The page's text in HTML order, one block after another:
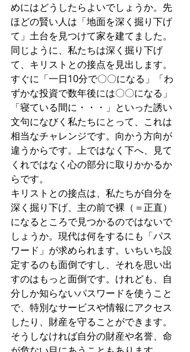
めにはどうしたらよいでしょうか。先
ほどの賢い人は「地面を深く掘り下げ
て」土台を見つけて家を建てました。
同じように、私たちは深く掘り下げ
て、キリストとの接点を見出します。
すぐに「一日10分で〇〇になる」「わ
ずかな投資で数年後には〇〇になる」
「寝ている間に・・・」といった誘い
文句になびく私たちにとって、これは
相当なチャレンジです。向かう方向が
違うからです。上ではなく下へ、見て
くれではなく心の部分に取りかかるか
らです。
キリストとの接点は、私たちが自分を
深く掘り下げ、主の前で裸（＝正直）
になるところで見つかるのではないで
しょうか。現代は何をするにも「パス
ワード」が求められます。いちいち設
定するのも面倒ですし、それを思い出
すのはもっと面倒です。けれども、自
分しか知らないパスワードを使うこと
で、特別なサービスや情報にアクセス
したり、財産を守ることができます。
そうしなければ自分の財産や名誉、命